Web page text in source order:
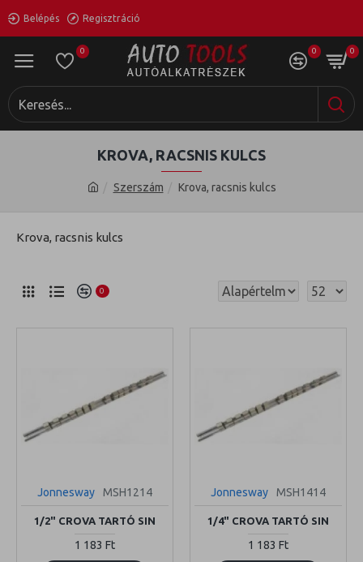
Belépés Regisztráció
0 0 0
Szerszám Krova, racsnis kulcs
KROVA, RACSNIS KULCS
Krova, racsnis kulcs
0
Jonnesway MSH1214
1/2" CROVA TARTÓ SIN
1 183 Ft
Jonnesway MSH1414
1/4" CROVA TARTÓ SIN
1 183 Ft